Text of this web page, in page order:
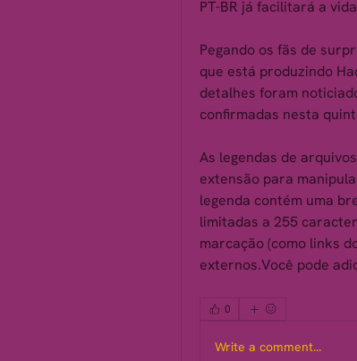
PT-BR já facilitará a
Pegando os fãs de
que está produzindo
detalhes foram
confirmadas nesta
As legendas de
extensão para
legenda contém uma
limitadas a 255
marcação (como links
externos.Você pode
0
Write a comment...